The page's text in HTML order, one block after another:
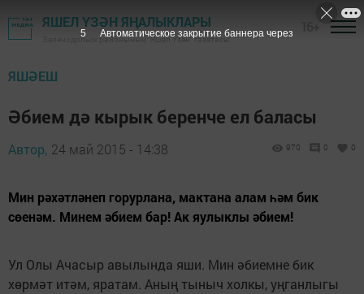
ЯШЕЛ ҮЗӘН ЯҢАЛЫКЛАРЫ
Зеленодольск районының "Яшел Үзән" газетасы
ЯШӘЕШ
Әбием дә кырык беренче ел баласы
Автор, 24 май 2015 - 14:38 970 0 0
Мин рәхәтләнеп горурлана, мактана алам һәм бик
сөенәм. Минем әбием бар! Ак яулыклы әбием!
Ул Олы Ачасыр авылында яши. Мин әбиемне бик
хөрмәт итәм, яратам. Аның тыныч холкы, уңганлыгы
4 Автоматическое закрытие баннера через